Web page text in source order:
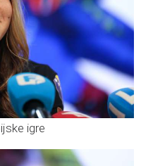
igre